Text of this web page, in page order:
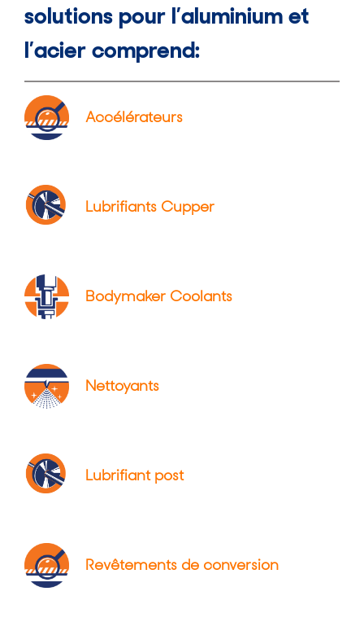
solutions pour l’aluminium et
l’acier comprend:
Accélérateurs
Lubrifiants Cupper
Bodymaker Coolants
Nettoyants
Lubrifiant post
Revêtements de conversion